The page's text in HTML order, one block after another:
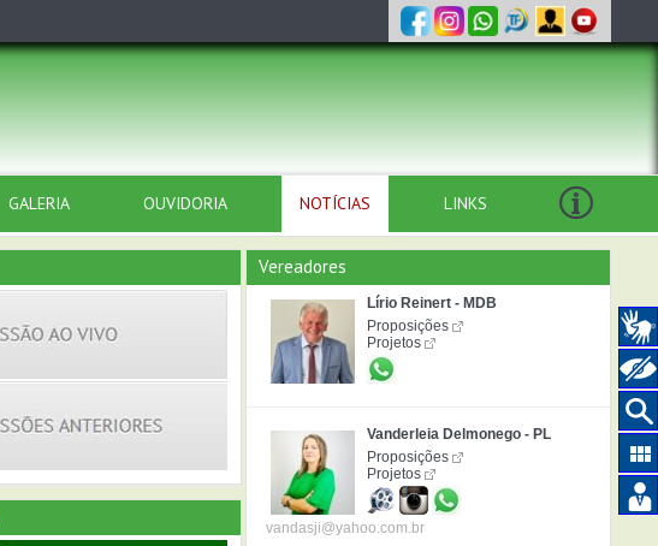
GALERIA OUVIDORIA NOTÍCIAS LINKS
Vereadores
Lírio Reinert - MDB
Proposições
Projetos
Vanderleia Delmonego - PL
Proposições
Projetos
vandasji@yahoo.com.br